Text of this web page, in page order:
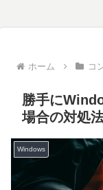
ホーム コ
勝手に
場合の対処
Windows